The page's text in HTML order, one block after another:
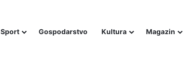
Sport Gospodarstvo Kultura Magazin